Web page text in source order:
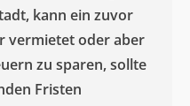
kann ein zuvor
vermietet oder aber
zu sparen, sollte
Fristen